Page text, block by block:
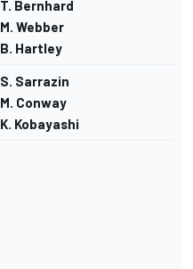
T. Bernhard
M. Webber
B. Hartley
S. Sarrazin
M. Conway
K. Kobayashi